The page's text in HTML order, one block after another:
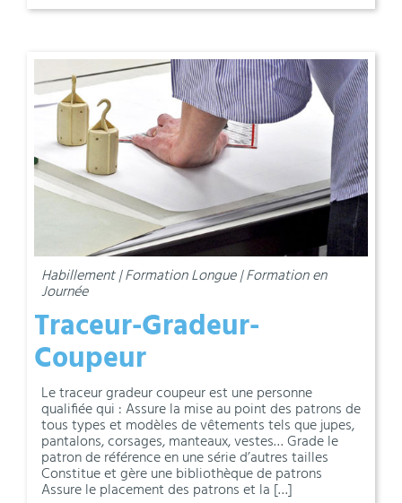
Habillement | Formation Longue | Formation en
Journée
Traceur-Gradeur-
Coupeur
Le traceur gradeur coupeur est une personne
qualifiée qui : Assure la mise au point des patrons de
tous types et modèles de vêtements tels que jupes,
pantalons, corsages, manteaux, vestes… Grade le
patron de référence en une série d’autres tailles
Constitue et gère une bibliothèque de patrons
Assure le placement des patrons et la […]